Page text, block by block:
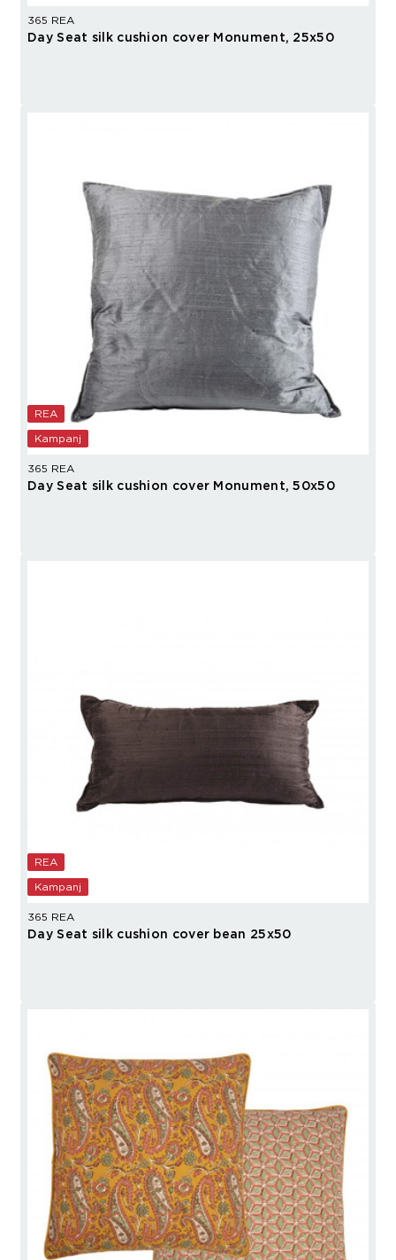
365 REA
Day Seat silk cushion cover Monument, 25x50
REA
Kampanj
365 REA
Day Seat silk cushion cover Monument, 50x50
REA
Kampanj
365 REA
Day Seat silk cushion cover bean 25x50